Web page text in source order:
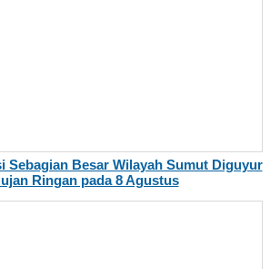
Sebagian Besar Wilayah Sumut Diguyur
Ringan pada 8 Agustus